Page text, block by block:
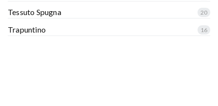
Tessuto Spugna 20
Trapuntino 16